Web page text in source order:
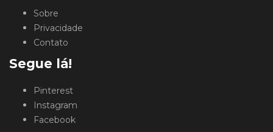
Sobre
Privacidade
Contato
Segue lá!
Pinterest
Instagram
Facebook